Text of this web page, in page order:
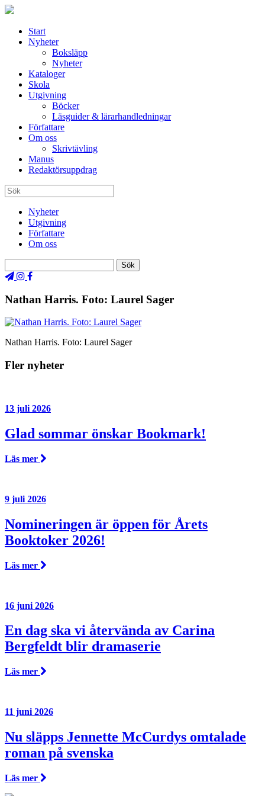
Start
Nyheter
Boksläpp
Nyheter
Kataloger
Skola
Utgivning
Böcker
Läsguider & lärarhandledningar
Författare
Om oss
Skrivtävling
Manus
Redaktörsuppdrag
Nyheter
Utgivning
Författare
Om oss
Nathan Harris. Foto: Laurel Sager
Nathan Harris. Foto: Laurel Sager
Fler nyheter
13 juli 2026
Glad sommar önskar Bookmark!
Läs mer
9 juli 2026
Nomineringen är öppen för Årets
Booktoker 2026!
Läs mer
16 juni 2026
En dag ska vi återvända av Carina
Bergfeldt blir dramaserie
Läs mer
11 juni 2026
Nu släpps Jennette McCurdys omtalade
roman på svenska
Läs mer